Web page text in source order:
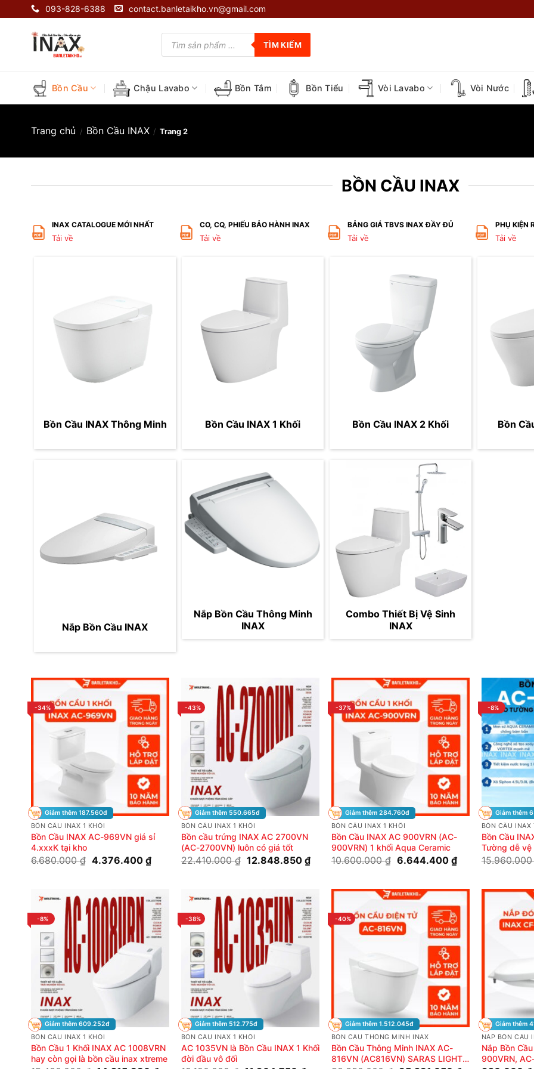
to
content
093-828-6388 contact.banletaikho.vn@gmail.com
Tìm
kiếm
phẩm
TÌM KIẾM
Bồn Cầu Chậu Lavabo Bồn Tắm Bồn Tiểu Vòi Lavabo Vòi Nước
Trang chủ / Bồn Cầu INAX / Trang 2
BỒN CẦU INAX
INAX CATALOGUE MỚI NHẤT
Tải về
CO, CQ, PHIẾU BẢO HÀNH INAX
Tải về
BẢNG GIÁ TBVS INAX ĐẦY ĐỦ
Tải về
PHỤ KIỆN
Tải về
Bồn Cầu INAX Thông Minh Bồn Cầu INAX 1 Khối Bồn Cầu INAX 2 Khối Bồn
Nắp Bồn Cầu INAX
Nắp Bồn Cầu Thông Minh
INAX
Combo Thiết Bị Vệ Sinh
INAX
-34%
Giảm thêm 187.560đ
BỒN CẦU INAX 1 KHỐI
Bồn Cầu INAX AC-969VN giá sỉ
4.xxxK tại kho
6.680.000₫ Giá
4.376.400 ₫Giá
hiện
4.376.400 ₫.
-43%
Giảm thêm 550.665đ
BỒN CẦU INAX 1 KHỐI
Bồn cầu trứng INAX AC 2700VN
(AC-2700VN) luôn có giá tốt
22.410.000₫ Giá
12.848.850 ₫Giá
hiện
12.848.850 ₫.
-37%
Giảm thêm 284.760đ
BỒN CẦU INAX 1 KHỐI
Bồn Cầu INAX AC 900VRN (AC-
900VRN) 1 khối Aqua Ceramic
10.600.000₫ Giá
10.600.000 ₫.
6.644.400 ₫Giá
hiện
là:
-8%
Giảm thêm
BỒN CẦU INAX
Bồn Cầu
Tường dễ
-8%
Giảm thêm 609.252đ
BỒN CẦU INAX 1 KHỐI
Bồn Cầu 1 Khối INAX AC 1008VRN
hay còn gọi là bồn cầu inax xtreme
-38%
Giảm thêm 512.775đ
BỒN CẦU INAX 1 KHỐI
AC 1035VN là Bồn Cầu INAX 1 Khối
đời đầu vô đối
-40%
Giảm thêm 1.512.045đ
BỒN CẦU THÔNG MINH INAX
Bồn Cầu Thông Minh INAX AC-
816VN (AC816VN) SARAS LIGHT-
Giảm thêm
NẮP BỒN CẦU
Nắp Bồn
900VRN,